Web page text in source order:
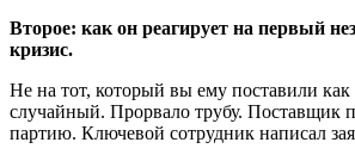
Второе: как он реагирует на первый
кризис.
Не на тот, который вы ему поставили как
случайный. Прорвало трубу. Поставщик
партию. Ключевой сотрудник написал